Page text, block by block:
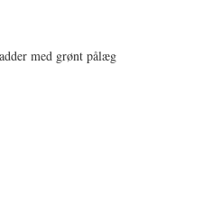
med grønt pålæg